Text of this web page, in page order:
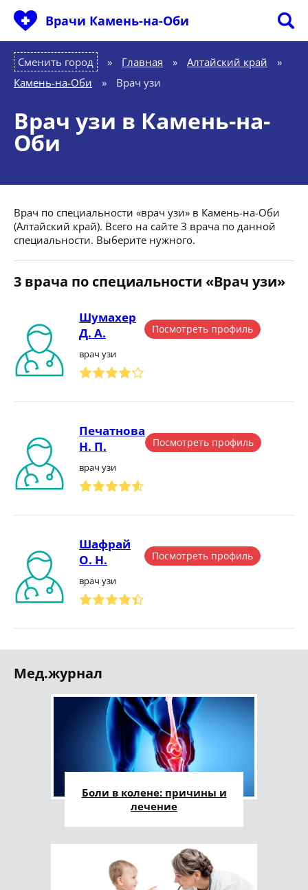
Врачи Камень-на-Оби
Сменить город Главная » Алтайский край
»
Камень-на-Оби
» Врач узи
Врач узи в Камень-на-
Оби
Врач по специальности «врач узи» в Камень-на-Оби
(Алтайский край). Всего на сайте 3 врача по данной
специальности. Выберите нужного.
3 врача по специальности «Врач узи»
Шумахер
Д. А.
врач узи
Посмотреть профиль
Печатнова
Н. П.
врач узи
Посмотреть профиль
Шафрай
О. Н.
врач узи
Посмотреть профиль
Мед.журнал
Боли в колене: причины и
лечение